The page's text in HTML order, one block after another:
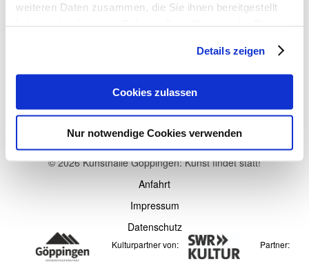
weiteren Daten zusammen, die Sie ihnen bereitgestellt
Cookies, wenn Sie unsere Webseite weiterhin nutzen.
Details zeigen
Cookies zulassen
Nur notwendige Cookies verwenden
Weitere Informationen unter
© 2026 Kunsthalle Göppingen: Kunst findet statt!
Anfahrt
Impressum
Datenschutz
Kulturpartner von: Partner: